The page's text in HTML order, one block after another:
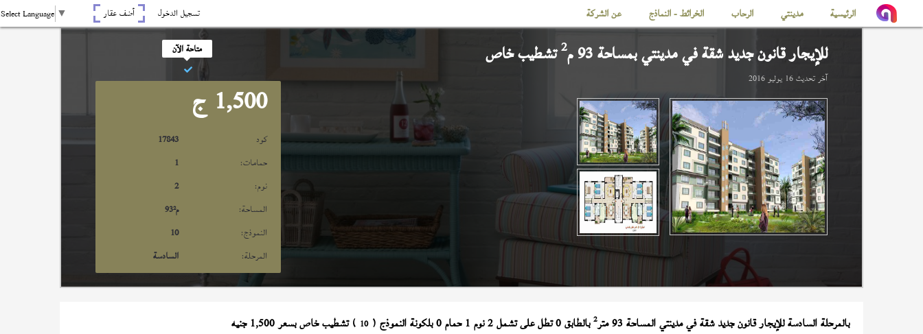
الرئيسية مدينتي الرحاب الخرائط - النماذج عن الشركة تسجيل الدخول أضف عقار Select Language ▼
للإيجار قانون جديد شقة فيمدينتيبمساحة 93 م 2تشطيب خاص
آخر تحديث16 يوليو 2016
متاحة الآن
1,500 ج
كود
17843
حمامات:
1
نوم:
2
المساحة:
93م²
النموذج:
10
المرحلة:
السادسة
بالمرحلة السادسة للإيجار قانون جديد شقة في مدينتي المساحة 93 متر 2بالطابق 0 تطل على تشمل 2 نوم 1 حمام 0 بلكونة النموذج ( 10 ) تشطيب خاص بسعر 1,500 جنيه